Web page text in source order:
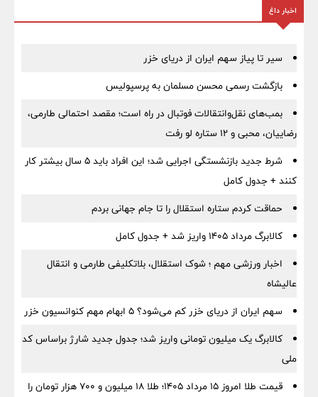
اخبار داغ
سیر تا پیاز سهم ایران از دریای خزر
بازگشت رسمی محسن مسلمان به پرسپولیس
بمب‌های نقل‌وانتقالات فوتبال در راه است؛ مقصد احتمالی طارمی،
رضاییان، محبی و ۱۲ ستاره لو رفت
شرط جدید بازنشستگی اجرایی شد؛ این افراد باید ۵ سال بیشتر کار
کنند + جدول کامل
حماقت کردم ستاره استقلال را تا جام جهانی بردم
کالابرگ مرداد ۱۴۰۵ واریز شد + جدول کامل
اخبار ورزشی مهم ؛ شوک استقلال، بلاتکلیفی طارمی و انتقال
عالیشاه
سهم ایران از دریای خزر کم می‌شود؟ ۵ ابهام مهم کنوانسیون خزر
کالابرگ یک میلیون تومانی واریز شد؛ جدول جدید شارژ براساس کد
ملی
قیمت طلا امروز ۱۵ مرداد ۱۴۰۵؛ طلا ۱۸ میلیون و ۷۰۰ هزار تومان را